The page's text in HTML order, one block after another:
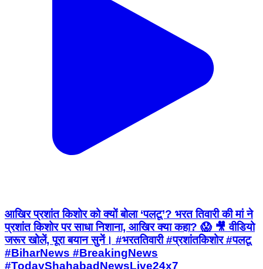
आखिर प्रशांत किशोर को क्यों बोला ‘पलटू’? भरत तिवारी की मां ने
प्रशांत किशोर पर साधा निशाना, आखिर क्या कहा? 😱 🎥 वीडियो
जरूर खोलें, पूरा बयान सुनें। #भरततिवारी #प्रशांतकिशोर #पलटू
#BiharNews #BreakingNews
#TodayShahabadNewsLive24x7